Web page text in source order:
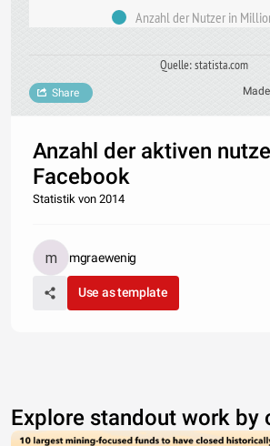
Anzahl der Nutzer in
Quelle: statista.com
Share
Anzahl der aktiven
Facebook
Statistik von 2014
mgraewenig
Use as template
Explore standout work by